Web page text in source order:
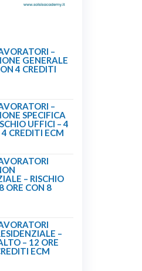
–
GENERALE
4 CREDITI
–
SPECIFICA
UFFICI – 4
4 CREDITI ECM
– RISCHIO
ORE CON 8
–
– 12 ORE
ECM